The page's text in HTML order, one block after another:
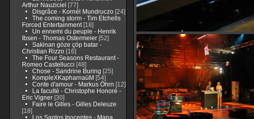
Arthur Nauziciel [77]
Disgrâce - Kornél Mundruczo[24]
The coming storm - Tim Etchells
Forced Entertainment[18]
Un ennemi du peuple - Henrik
Ibsen - Thomas Ostermeier[52]
Sakinan göze çöp batar -
Christian Rizzo[16]
The Four Seasons Restaurant -
Romeo Castellucci [48]
Chose - Sandrine Buring [25]
KompleXKapharnaüM [54]
Conte d'amour - Markus Öhrn [12]
La faculté - Christophe Honoré -
Eric Vigner[30]
Faire le Gilles - Gilles Deleuze
[18]
Los Santos Inocentes - Mapa